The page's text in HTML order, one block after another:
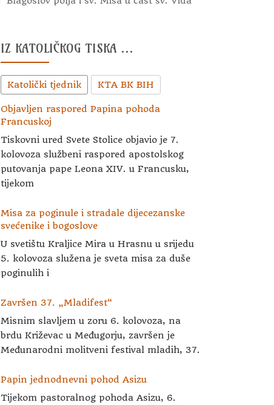
IZ KATOLIČKOG TISKA …
Katolički tjednik KTA BK BIH
Objavljen raspored Papina pohoda
Francuskoj
Tiskovni ured Svete Stolice objavio je 7.
kolovoza službeni raspored apostolskog
putovanja pape Leona XIV. u Francusku,
tijekom
Misa za poginule i stradale dijecezanske
svećenike i bogoslove
U svetištu Kraljice Mira u Hrasnu u srijedu
5. kolovoza služena je sveta misa za duše
poginulih i
Završen 37. „Mladifest“
Misnim slavljem u zoru 6. kolovoza, na
brdu Križevac u Međugorju, završen je
Međunarodni molitveni festival mladih, 37.
Papin jednodnevni pohod Asizu
Tijekom pastoralnog pohoda Asizu, 6.